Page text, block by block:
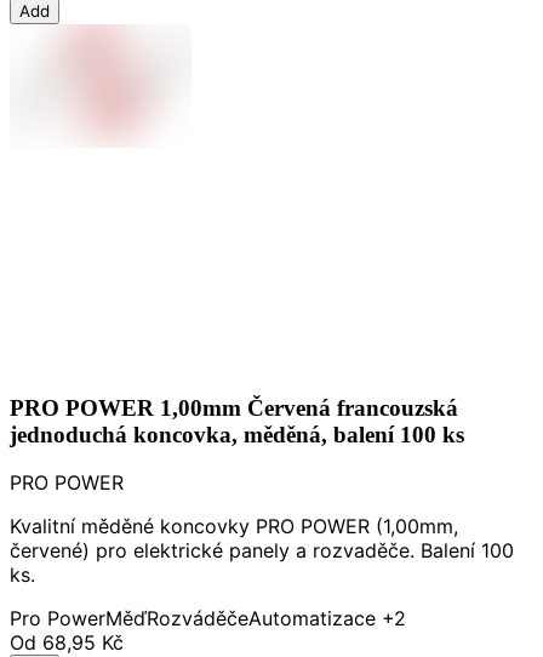
Add
PRO POWER 1,00mm Červená francouzská
jednoduchá koncovka, měděná, balení 100 ks
PRO POWER
Kvalitní měděné koncovky PRO POWER (1,00mm,
červené) pro elektrické panely a rozvaděče. Balení 100
ks.
Pro PowerMěďRozváděčeAutomatizace +2
Od 68,95 Kč